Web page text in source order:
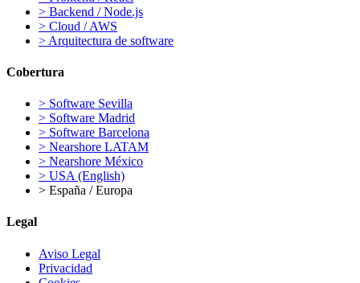
> Backend / Node.js
> Cloud / AWS
> Arquitectura de software
Cobertura
> Software Sevilla
> Software Madrid
> Software Barcelona
> Nearshore LATAM
> Nearshore México
> USA (English)
> España / Europa
Legal
Aviso Legal
Privacidad